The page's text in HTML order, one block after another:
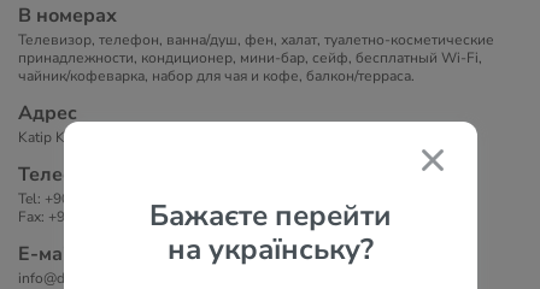
Бажаєте перейти
на українську?
В номерах
Телевизор, телефон, ванна/душ, фен, халат, туалетно-косметические
принадлежности, кондиционер, мини-бар, сейф, бесплатный Wi-Fi,
чайник/кофеварка, набор для чая и кофе, балкон/терраса.
Адрес
Katip Kasım Mah. Hayriye Tüccarı Cad. No:28, Laleli, Стамбул, Турция
Телефоны
Tel: +90 (212) 458 03 75 / 458 13 75
Fax: +90 (212) 518 59 79
Е-маil
info@darkmenboutiquehotel.com